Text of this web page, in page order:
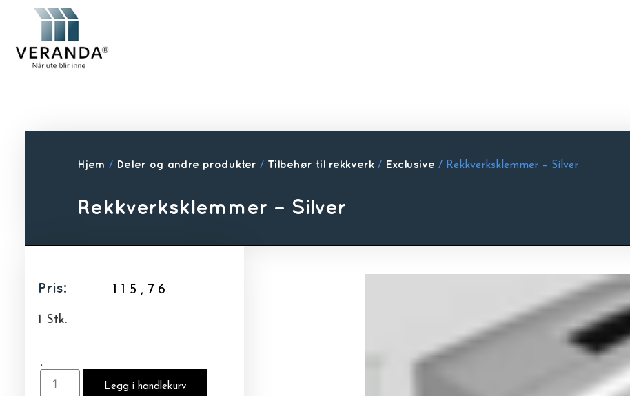
Hjem / Deler og andre produkter / Tilbehør til rekkverk/ Exclusive / Rekkverksklemmer – Silver
Rekkverksklemmer – Silver
Pris: 115,76
1 Stk.
.
Legg i handlekurv